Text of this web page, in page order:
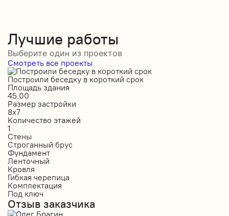
Лучшие работы
Выберите один из проектов
Смотреть все проекты
Построили беседку в короткий срок
Площадь здания
45.00
Размер застройки
8х7
Количество этажей
1
Стены
Строганный брус
Фундамент
Ленточный
Кровля
Гибкая черепица
Комплектация
Под ключ
Отзыв заказчика